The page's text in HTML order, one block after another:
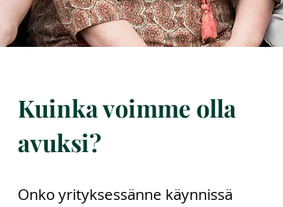
Kuinka voimme olla
avuksi?
Onko yrityksessänne käynnissä